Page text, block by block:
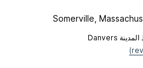
Somerville,